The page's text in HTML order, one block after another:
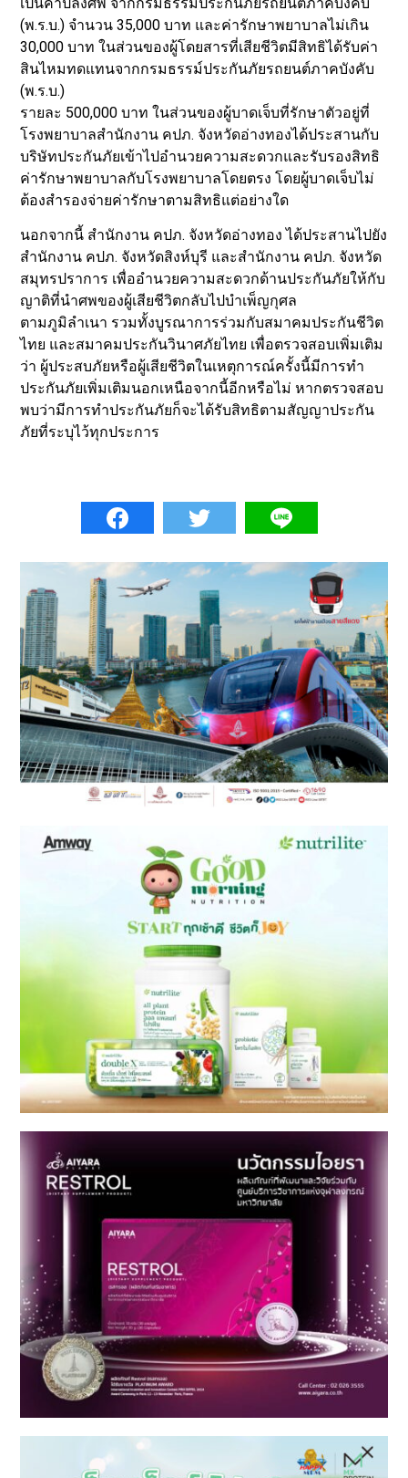
(พ.ร.บ.) จำนวน 35,000 บาท และค่ารักษาพยาบาลไม่เกิน
30,000 บาท ในส่วนของผู้โดยสารที่เสียชีวิตมีสิทธิได้รับค่า
สินไหมทดแทนจากกรมธรรม์ประกันภัยรถยนต์ภาคบังคับ
(พ.ร.บ.)
รายละ 500,000 บาท ในส่วนของผู้บาดเจ็บที่รักษาตัวอยู่ที่
โรงพยาบาลสำนักงาน คปภ. จังหวัดอ่างทองได้ประสานกับ
บริษัทประกันภัยเข้าไปอำนวยความสะดวกและรับรองสิทธิ
ค่ารักษาพยาบาลกับโรงพยาบาลโดยตรง โดยผู้บาดเจ็บไม่
ต้องสำรองจ่ายค่ารักษาตามสิทธิแต่อย่างใด
นอกจากนี้ สำนักงาน คปภ. จังหวัดอ่างทอง ได้ประสานไปยัง
สำนักงาน คปภ. จังหวัดสิงห์บุรี และสำนักงาน คปภ. จังหวัด
สมุทรปราการ เพื่ออำนวยความสะดวกด้านประกันภัยให้กับ
ญาติที่นำศพของผู้เสียชีวิตกลับไปบำเพ็ญกุศล
ตามภูมิลำเนา รวมทั้งบูรณาการร่วมกับสมาคมประกันชีวิต
ไทย และสมาคมประกันวินาศภัยไทย เพื่อตรวจสอบเพิ่มเติม
ว่า ผู้ประสบภัยหรือผู้เสียชีวิตในเหตุการณ์ครั้งนี้มีการทำ
ประกันภัยเพิ่มเติมนอกเหนือจากนี้อีกหรือไม่ หากตรวจสอบ
พบว่ามีการทำประกันภัยก็จะได้รับสิทธิตามสัญญาประกัน
ภัยที่ระบุไว้ทุกประการ